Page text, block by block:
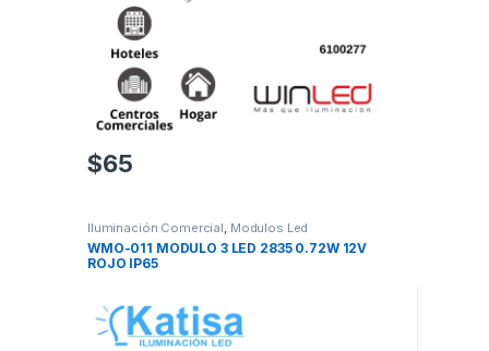
$65
Iluminación Comercial, Modulos Led
WMO-011 MODULO 3 LED 2835 0.72W 12V
ROJO IP65